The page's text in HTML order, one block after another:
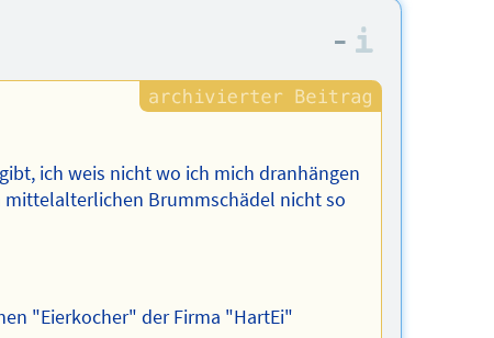
–
ich weis nicht wo ich mich dranhängen
mittelalterlichen Brummschädel nicht so
"Eierkocher" der Firma "HartEi"